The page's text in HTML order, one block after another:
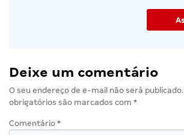
Deixe um comentário
O seu endereço de e-mail não será publicado.
obrigatórios são marcados com *
Comentário *